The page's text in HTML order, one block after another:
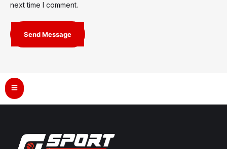
next time I comment.
Send Message